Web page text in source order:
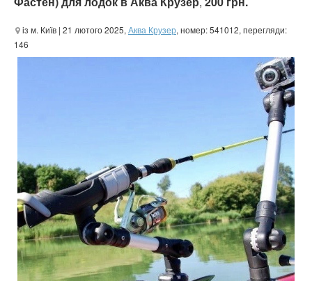
із м. Київ | 21 лютого 2025, Аква Крузер, номер: 541012, перегляди:
146